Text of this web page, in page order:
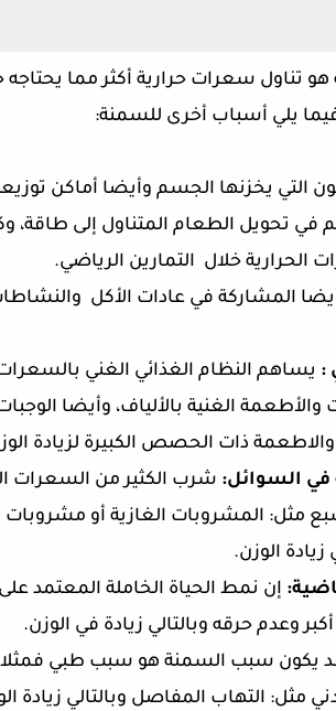
هو تناول سعرات حرارية أكثر مما
فيما يلي أسباب أخرى للسمنة:
التي يخزنها الجسم وأيضا أماكن
في تحويل الطعام المتناول إلى طاقة،
الحرارية خلال التمارين الرياضي.
المشاركة في عادات الأكل
: يساهم النظام الغذائي الغني
الغنية بالألياف، وأيضا
والاطعمة ذات الحصص الكبيرة لزيادة
في السوائل: شرب الكثير من السعرات
مثل: المشروبات الغازية أو
زيادة الوزن.
إن نمط الحياة الخاملة المعتمد
وعدم حرقه وبالتالي زيادة في الوزن.
يكون سبب السمنة هو سبب طبي
مثل: التهاب المفاصل وبالتالي زيادة